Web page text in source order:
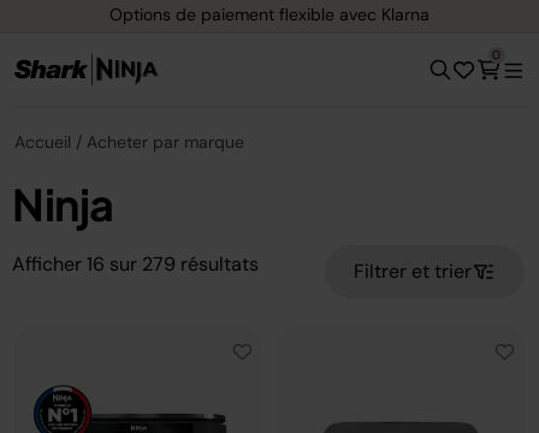
Options de paiement flexible avec Klarna
0
Accueil Acheter par marque
Ninja
Afficher 16 sur 279 résultats Filtrer et trier